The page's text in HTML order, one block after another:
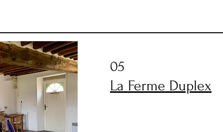
05
La Ferme Duplex